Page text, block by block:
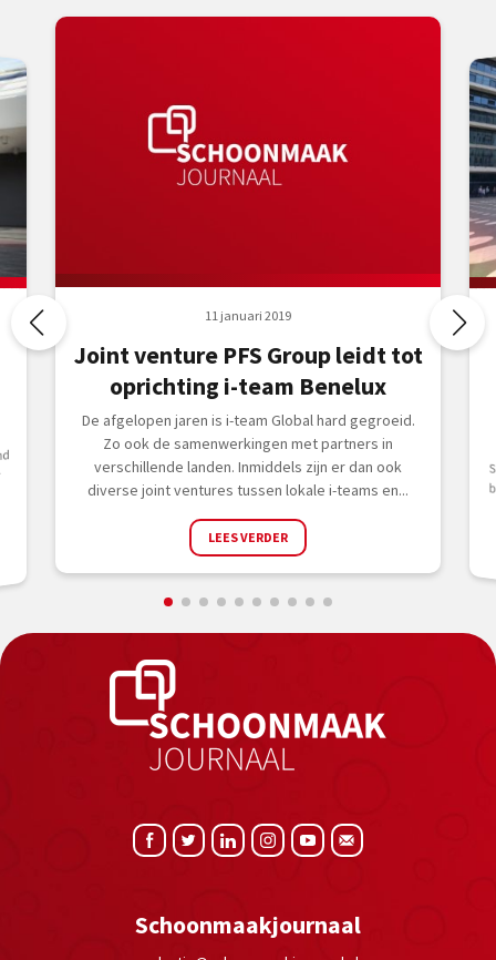
11 januari 2019
Joint venture PFS Group leidt tot
oprichting i-team Benelux
De afgelopen jaren is i-team Global hard gegroeid.
Zo ook de samenwerkingen met partners in
verschillende landen. Inmiddels zijn er dan ook
diverse joint ventures tussen lokale i-teams en...
LEES VERDER
Schoonmaakjournaal